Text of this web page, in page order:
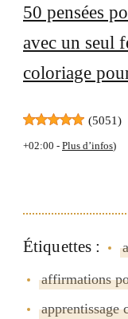
50 pensées
avec un seul
coloriage
(5051)
+02:00 - Plus d’infos)
Étiquettes :
affirmations
apprentissage